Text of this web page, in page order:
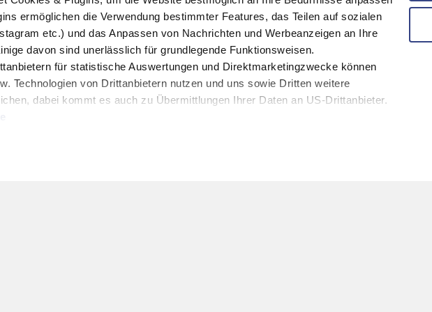
ermöglichen die Verwendung bestimmter Features, das Teilen auf sozialen
etc.) und das Anpassen von Nachrichten und Werbeanzeigen an Ihre
davon sind unerlässlich für grundlegende Funktionsweisen.
für statistische Auswertungen und Direktmarketingzwecke können
Technologien von Drittanbietern nutzen und uns sowie Dritten weitere
dabei kommt es auch zu Übermittlungen Ihrer Daten an US-Drittanbieter.
stimmen Sie der Verwendung der Cookies & Plugins auf unseren Webseiten
HOFER REISEN NEWSLETTER